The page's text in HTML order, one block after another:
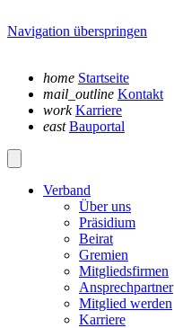
Navigation überspringen
home Startseite
mail_outline Kontakt
work Karriere
east Bauportal
Verband
Über uns
Präsidium
Beirat
Gremien
Mitgliedsfirmen
Ansprechpartner
Mitglied werden
Karriere